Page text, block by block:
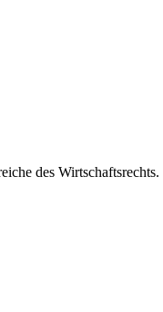
des Wirtschaftsrechts.